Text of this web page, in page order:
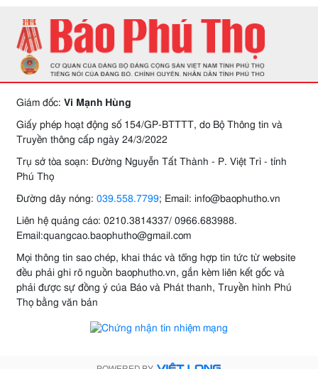
Giám đốc: Vi Mạnh Hùng
Giấy phép hoạt động số 154/GP-BTTTT, do Bộ Thông tin và
Truyền thông cấp ngày 24/3/2022
Trụ sở tòa soạn: Đường Nguyễn Tất Thành - P. Việt Trì - tỉnh
Phú Thọ
Đường dây nóng: 039.558.7799; Email: info@baophutho.vn
Liên hệ quảng cáo: 0210.3814337/ 0966.683988.
Email:quangcao.baophutho@gmail.com
Mọi thông tin sao chép, khai thác và tổng hợp tin tức từ website
đều phải ghi rõ nguồn baophutho.vn, gắn kèm liên kết gốc và
phải được sự đồng ý của Báo và Phát thanh, Truyền hình Phú
Thọ bằng văn bản